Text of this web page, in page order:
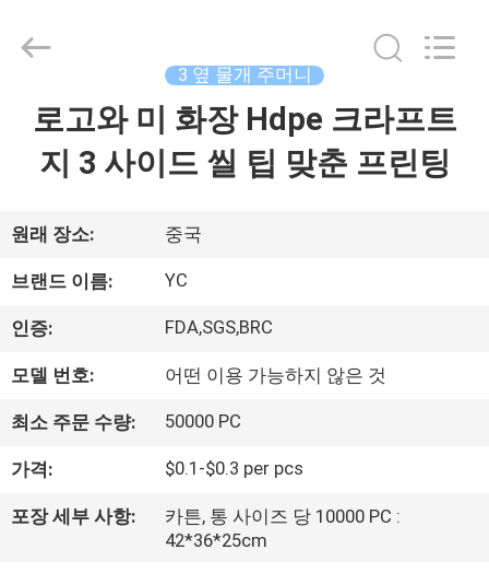
품
우
리
하
여
Guangzhou
Yucai
Reserved.
3 옆 물개 주머니
로고와 미 화장 Hdpe 크라프트
지 3 사이드 씰 팁 맞춘 프린팅
원래 장소: 중국
브랜드 이름: YC
인증: FDA,SGS,BRC
모델 번호: 어떤 이용 가능하지 않은 것
최소 주문 수량: 50000 PC
가격: $0.1-$0.3 per pcs
포장 세부 사항:
카튼, 통 사이즈 당 10000 PC :
42*36*25cm